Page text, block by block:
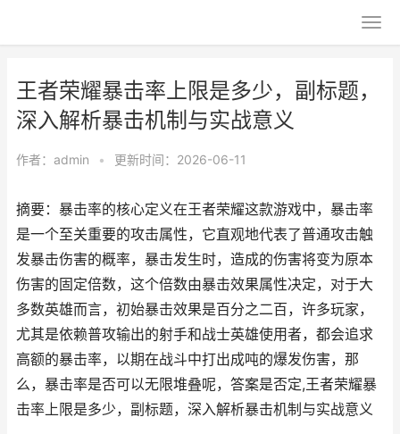
王者荣耀暴击率上限是多少，副标题，
深入解析暴击机制与实战意义
作者： admin • 更新时间：2026-06-11
摘要：暴击率的核心定义在王者荣耀这款游戏中，暴击率
是一个至关重要的攻击属性，它直观地代表了普通攻击触
发暴击伤害的概率，暴击发生时，造成的伤害将变为原本
伤害的固定倍数，这个倍数由暴击效果属性决定，对于大
多数英雄而言，初始暴击效果是百分之二百，许多玩家，
尤其是依赖普攻输出的射手和战士英雄使用者，都会追求
高额的暴击率，以期在战斗中打出成吨的爆发伤害，那
么，暴击率是否可以无限堆叠呢，答案是否定,王者荣耀暴
击率上限是多少，副标题，深入解析暴击机制与实战意义